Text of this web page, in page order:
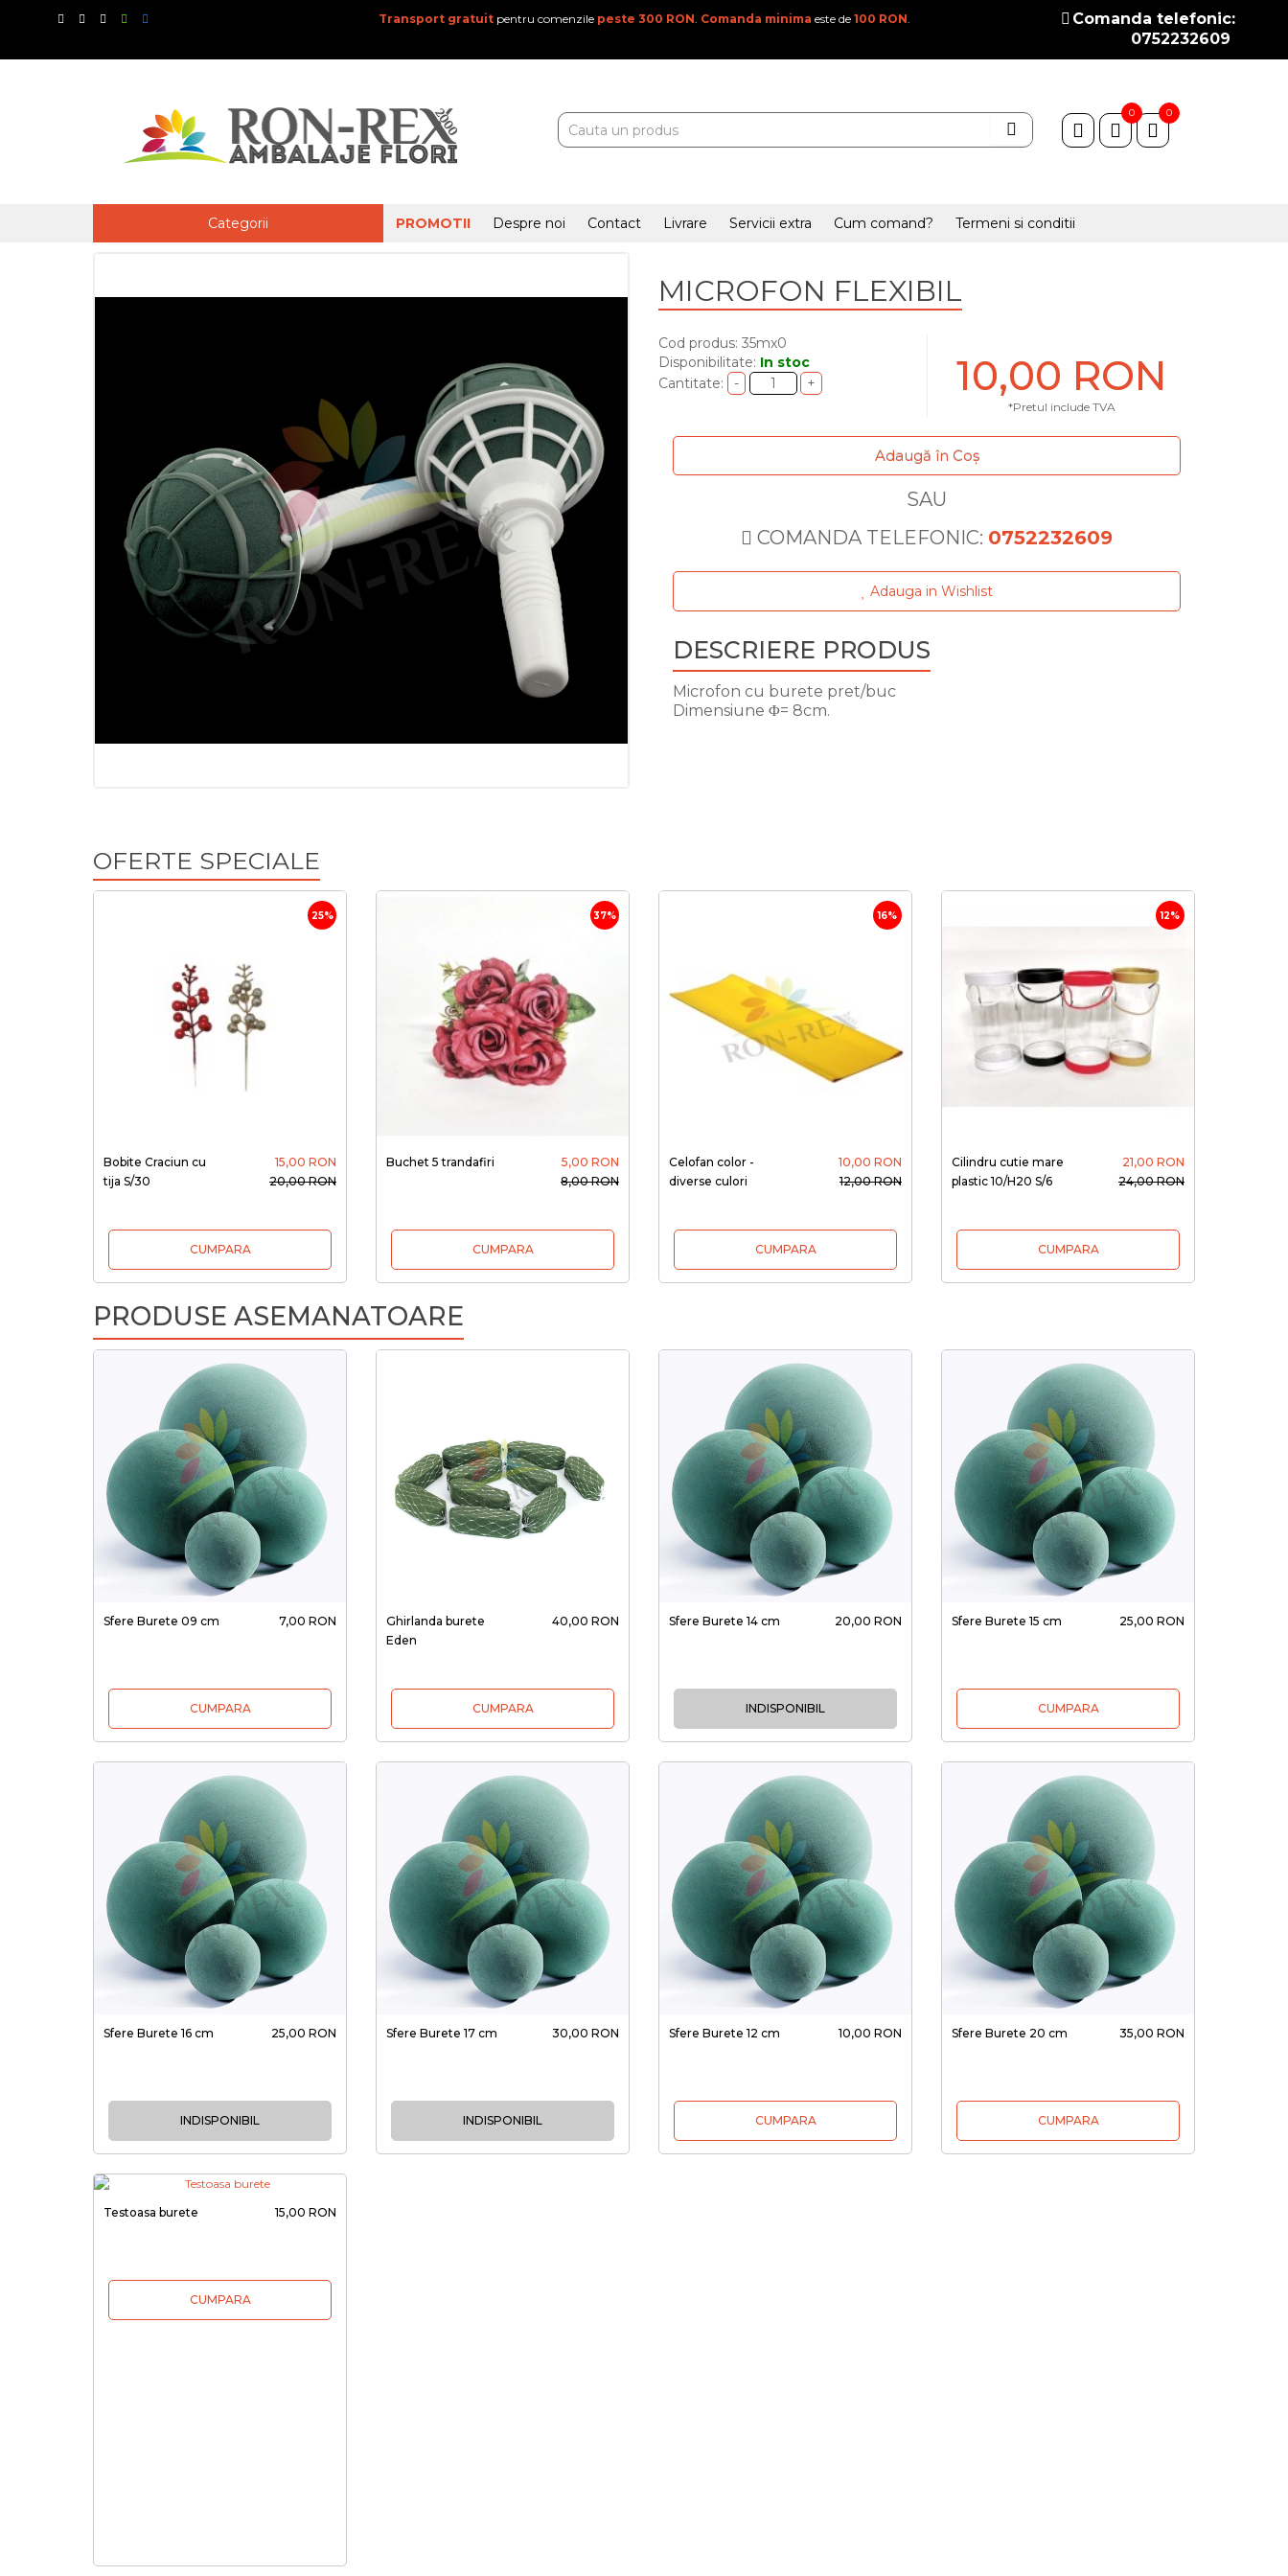
Transport gratuitpentru comenzile peste 300 RON. Comanda minima este de 100 RON.
Comanda telefonic:
0752232609
0 0
Categorii PROMOTII Despre noi Contact Livrare Servicii extra Cum comand? Termeni si conditii
MICROFON FLEXIBIL
Cod produs: 35mx0
Disponibilitate: In stoc
Cantitate:
10,00 RON
*Pretul include TVA
Adaugă în Coş
SAU
COMANDA TELEFONIC: 0752232609
Adauga in Wishlist
DESCRIERE PRODUS
Microfon cu burete pret/buc
Dimensiune Φ= 8cm.
OFERTE SPECIALE
25%
Bobite Craciun cu
tija S/30
15,00 RON
20,00 RON
CUMPARA
37%
Buchet 5 trandafiri
5,00 RON
8,00 RON
CUMPARA
16%
Celofan color -
diverse culori
10,00 RON
12,00 RON
CUMPARA
12%
Cilindru cutie mare
plastic 10/H20 S/6
21,00 RON
24,00 RON
CUMPARA
PRODUSE ASEMANATOARE
Sfere Burete 09 cm 7,00 RON
CUMPARA
Ghirlanda burete
Eden
40,00 RON
CUMPARA
Sfere Burete 14 cm 20,00 RON
INDISPONIBIL
Sfere Burete 15 cm 25,00 RON
CUMPARA
Sfere Burete 16 cm 25,00 RON
INDISPONIBIL
Sfere Burete 17 cm 30,00 RON
INDISPONIBIL
Sfere Burete 12 cm 10,00 RON
CUMPARA
Sfere Burete 20 cm 35,00 RON
CUMPARA
Testoasa burete 15,00 RON
CUMPARA